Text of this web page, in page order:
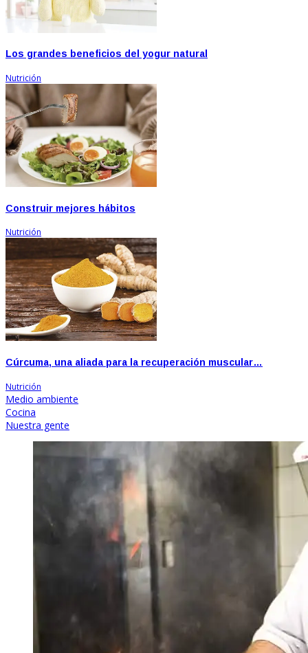
Los grandes beneficios del yogur natural
Nutrición
Construir mejores hábitos
Nutrición
Cúrcuma, una aliada para la recuperación muscular…
Nutrición
Medio ambiente
Cocina
Nuestra gente